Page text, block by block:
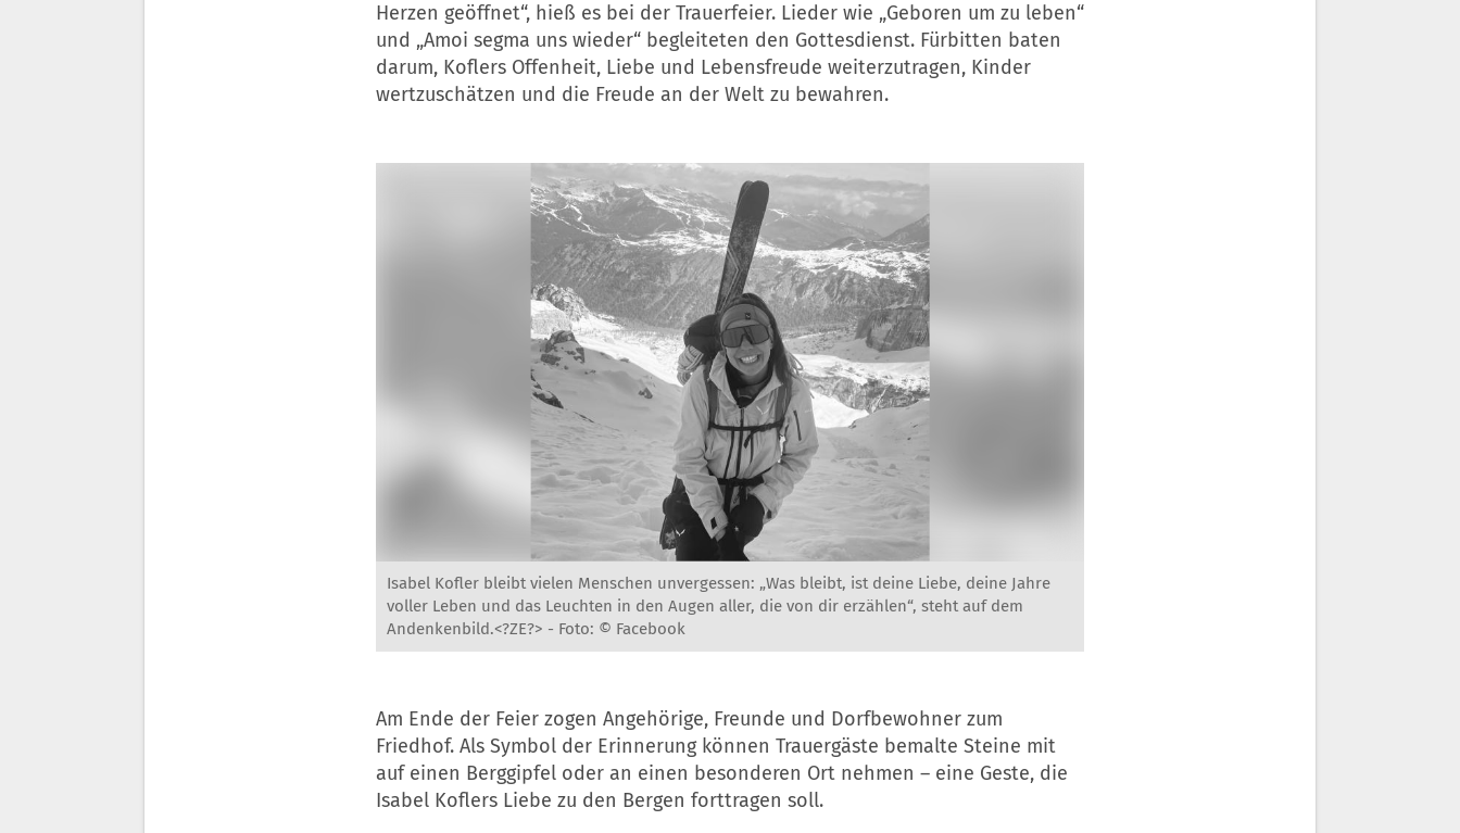
Herzen geöffnet“, hieß es bei der Trauerfeier. Lieder wie „Geboren um zu leben“
und „Amoi segma uns wieder“ begleiteten den Gottesdienst. Fürbitten baten
darum, Koflers Offenheit, Liebe und Lebensfreude weiterzutragen, Kinder
wertzuschätzen und die Freude an der Welt zu bewahren.
Isabel Kofler bleibt vielen Menschen unvergessen: „Was bleibt, ist deine Liebe, deine Jahre
voller Leben und das Leuchten in den Augen aller, die von dir erzählen“, steht auf dem
Andenkenbild.<?ZE?> - Foto: © Facebook
Am Ende der Feier zogen Angehörige, Freunde und Dorfbewohner zum
Friedhof. Als Symbol der Erinnerung können Trauergäste bemalte Steine mit
auf einen Berggipfel oder an einen besonderen Ort nehmen – eine Geste, die
Isabel Koflers Liebe zu den Bergen forttragen soll.